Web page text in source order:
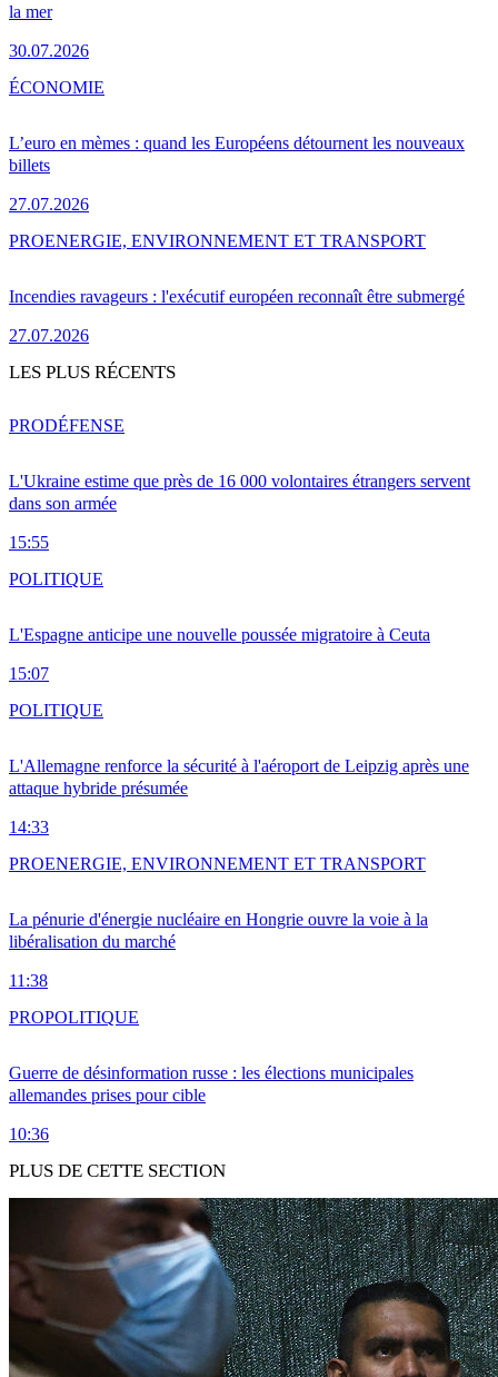
la mer
30.07.2026
L’euro en mèmes : quand les Européens détournent les nouveaux
billets
27.07.2026
ÉCONOMIE
Incendies ravageurs : l'exécutif européen reconnaît être submergé
27.07.2026
PROENERGIE, ENVIRONNEMENT ET TRANSPORT
LES PLUS RÉCENTS
L'Ukraine estime que près de 16 000 volontaires étrangers servent
dans son armée
15:55
PRODÉFENSE
L'Espagne anticipe une nouvelle poussée migratoire à Ceuta
15:07
POLITIQUE
L'Allemagne renforce la sécurité à l'aéroport de Leipzig après une
attaque hybride présumée
14:33
POLITIQUE
La pénurie d'énergie nucléaire en Hongrie ouvre la voie à la
libéralisation du marché
11:38
PROENERGIE, ENVIRONNEMENT ET TRANSPORT
Guerre de désinformation russe : les élections municipales
allemandes prises pour cible
10:36
PROPOLITIQUE
PLUS DE CETTE SECTION